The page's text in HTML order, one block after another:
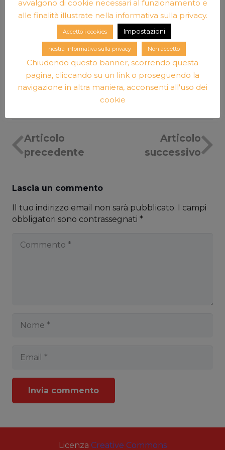
per informazioninoaogniad@gmal.com
Stampa PDF
Articolo
precedente
Articolo
successivo
Lascia un commento
Il tuo indirizzo email non sarà pubblicato. I campi
obbligatori sono contrassegnati *
Invia commento
Licenza Creative Commons
avvalgono di cookie necessari al funzionamento e
alle finalità illustrate nella informativa sulla privacy.
Accetto i cookies Impostazioni
nostra informativa sulla privacy Non accetto
Chiudendo questo banner, scorrendo questa
pagina, cliccando su un link o proseguendo la
navigazione in altra maniera, acconsenti all'uso dei
cookie